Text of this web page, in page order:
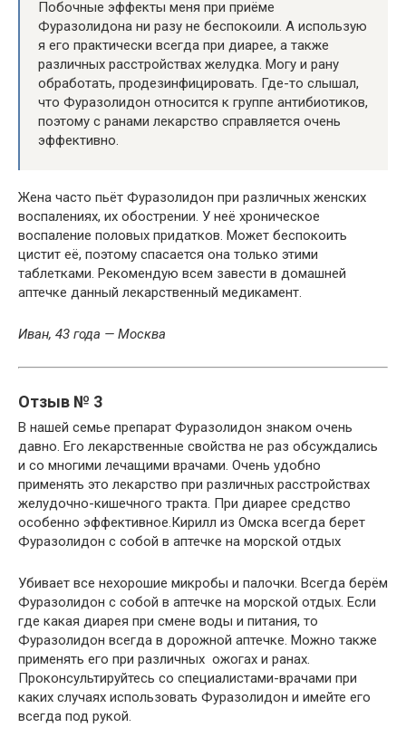
Побочные эффекты меня при приёме
Фуразолидона ни разу не беспокоили. А использую
я его практически всегда при диарее, а также
различных расстройствах желудка. Могу и рану
обработать, продезинфицировать. Где-то слышал,
что Фуразолидон относится к группе антибиотиков,
поэтому с ранами лекарство справляется очень
эффективно.
Жена часто пьёт Фуразолидон при различных женских
воспалениях, их обострении. У неё хроническое
воспаление половых придатков. Может беспокоить
цистит её, поэтому спасается она только этими
таблетками. Рекомендую всем завести в домашней
аптечке данный лекарственный медикамент.
Иван, 43 года — Москва
Отзыв № 3
В нашей семье препарат Фуразолидон знаком очень
давно. Его лекарственные свойства не раз обсуждались
и со многими лечащими врачами. Очень удобно
применять это лекарство при различных расстройствах
желудочно-кишечного тракта. При диарее средство
особенно эффективное.Кирилл из Омска всегда берет
Фуразолидон с собой в аптечке на морской отдых
Убивает все нехорошие микробы и палочки. Всегда берём
Фуразолидон с собой в аптечке на морской отдых. Если
где какая диарея при смене воды и питания, то
Фуразолидон всегда в дорожной аптечке. Можно также
применять его при различных ожогах и ранах.
Проконсультируйтесь со специалистами-врачами при
каких случаях использовать Фуразолидон и имейте его
всегда под рукой.